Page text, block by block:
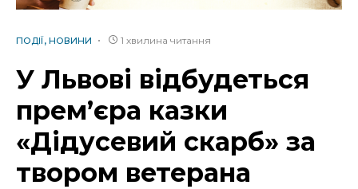
ПОДІЇ НОВИНИ 1 хвилина читання
У Львові відбудеться
прем’єра казки
«Дідусевий скарб» за
твором ветерана